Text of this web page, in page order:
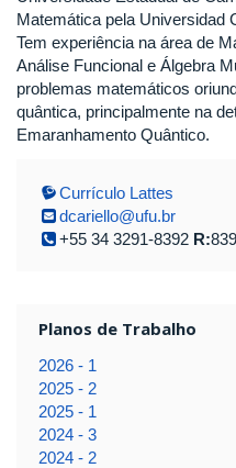
Matemática pela Universidad
Tem experiência na área de
Análise Funcional e Álgebra
problemas matemáticos
quântica, principalmente na
Emaranhamento Quântico.
Currículo Lattes
dcariello@ufu.br
+55 34 3291-8392 R:
Planos de Trabalho
2026 - 1
2025 - 2
2025 - 1
2024 - 3
2024 - 2